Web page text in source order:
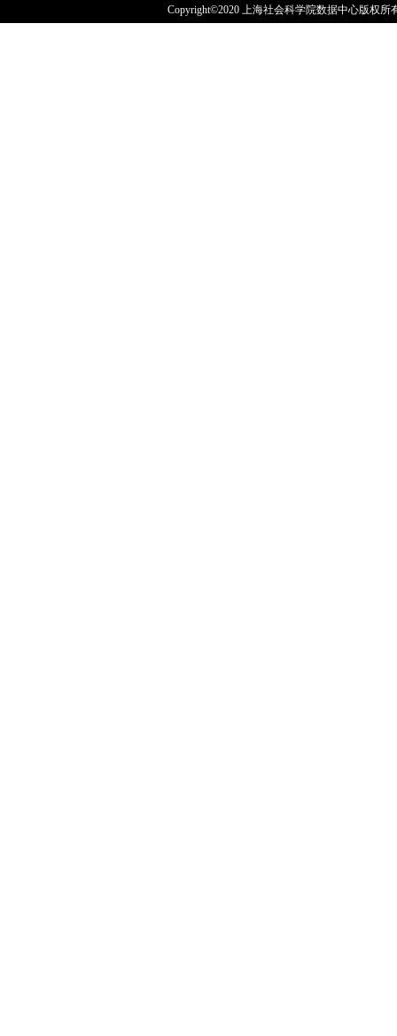
Copyright©2020 上海社会科学院数据中心版权所